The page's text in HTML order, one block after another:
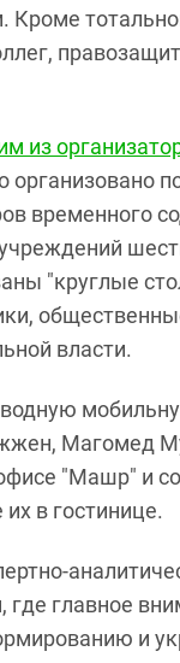
из
организовано
временного
"круглые
власти.
Магомед
"Машр" и
в гостинице.
где главное
и